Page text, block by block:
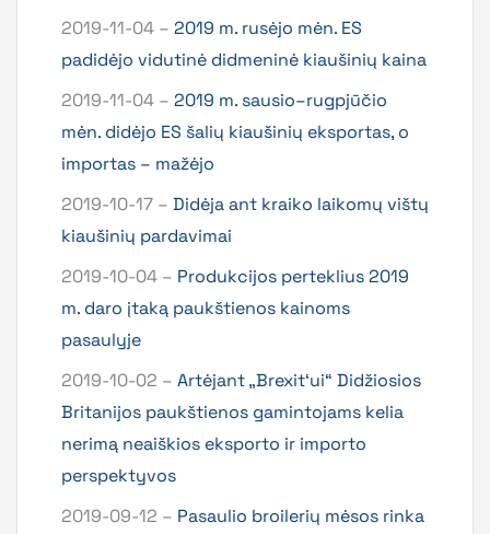
2019-11-04 – 2019 m. rusėjo mėn. ES
padidėjo vidutinė didmeninė kiaušinių kaina
2019-11-04 – 2019 m. sausio–rugpjūčio
mėn. didėjo ES šalių kiaušinių eksportas, o
importas – mažėjo
2019-10-17 – Didėja ant kraiko laikomų vištų
kiaušinių pardavimai
2019-10-04 – Produkcijos perteklius 2019
m. daro įtaką paukštienos kainoms
pasaulyje
2019-10-02 – Artėjant „Brexit‘ui“ Didžiosios
Britanijos paukštienos gamintojams kelia
nerimą neaiškios eksporto ir importo
perspektyvos
2019-09-12 – Pasaulio broilerių mėsos rinka